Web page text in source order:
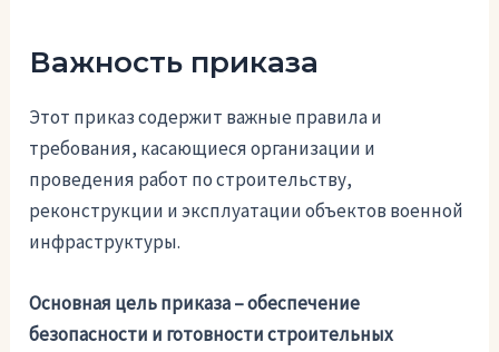
Важность приказа
Этот приказ содержит важные правила и
требования, касающиеся организации и
проведения работ по строительству,
реконструкции и эксплуатации объектов военной
инфраструктуры.
Основная цель приказа – обеспечение
безопасности и готовности строительных